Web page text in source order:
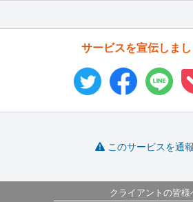
サービスを宣伝しまし
このサービスを通
クライアントの皆様